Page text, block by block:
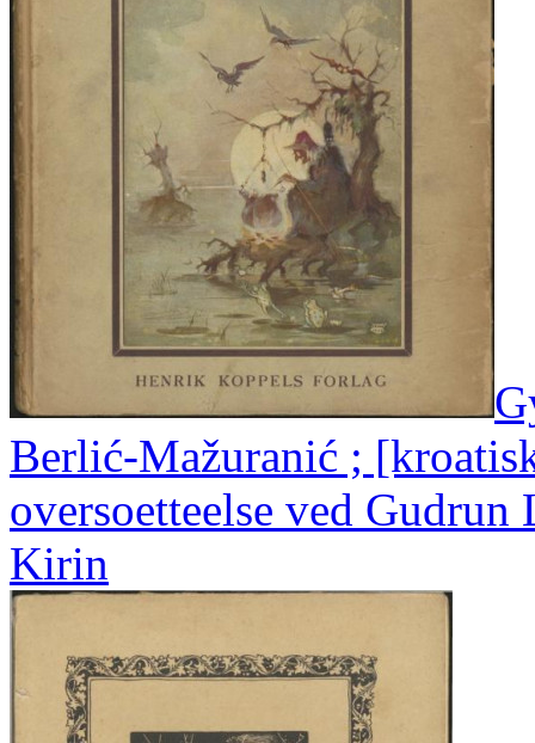
Berlić-Mažuranić ;
oversoetteelse ved
Kirin